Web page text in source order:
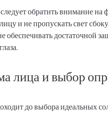
обратить внимание
и не пропускать свет
обеспечивать достаточной
лица и выбор
до выбора идеальных